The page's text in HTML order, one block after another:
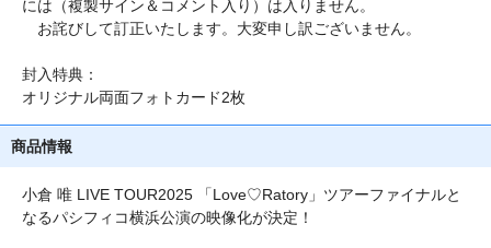
には（複製サイン＆コメント入り）は入りません。
お詫びして訂正いたします。大変申し訳ございません。
封入特典：
オリジナル両面フォトカード2枚
商品情報
小倉 唯 LIVE TOUR2025 「Love♡Ratory」ツアーファイナルと
なるパシフィコ横浜公演の映像化が決定！